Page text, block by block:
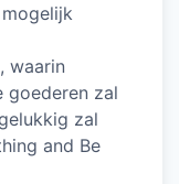
waarin
goederen zal
zal
and Be